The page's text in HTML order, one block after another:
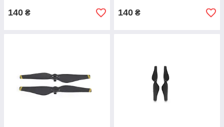
140 ₴ 140 ₴